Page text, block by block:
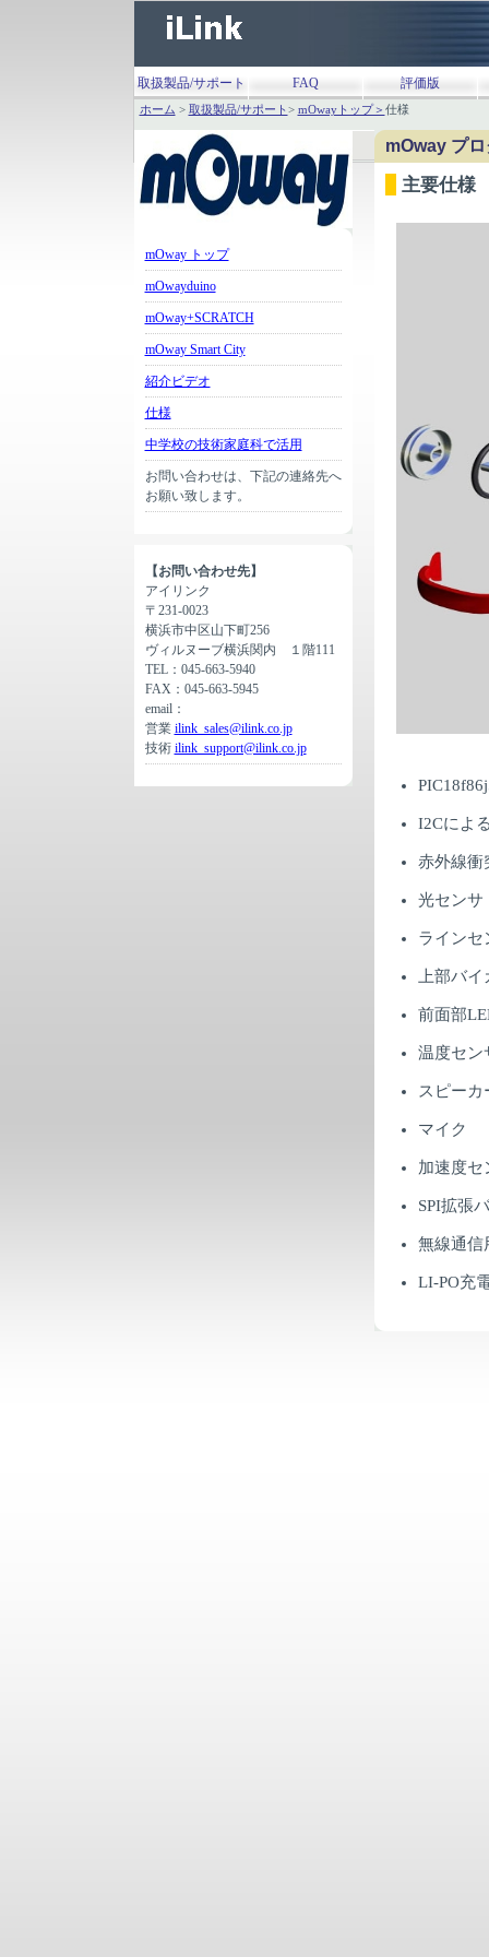
取扱製品/サポート FAQ 評価版
ホーム > 取扱製品/サポート> mOwayトップ＞ 仕様
mOway トップ
mOwayduino
mOway+SCRATCH
mOway Smart City
紹介ビデオ
仕様
中学校の技術家庭科で活用
お問い合わせは、下記の連絡先へ
お願い致します。
【お問い合わせ先】
アイリンク
〒231-0023
横浜市中区山下町256
ヴィルヌーブ横浜関内 １階111
TEL：045-663-5940
FAX：045-663-5945
email：
営業 ilink_sales@ilink.co.jp
技術 ilink_support@ilink.co.jp
mOway プ
主要仕様
I2Cによ
赤外線衝
光センサ
ラインセ
上部バ
前面部
温度セン
スピーカ
マイク
加速度セ
SPI拡張
無線通信
LI-PO充